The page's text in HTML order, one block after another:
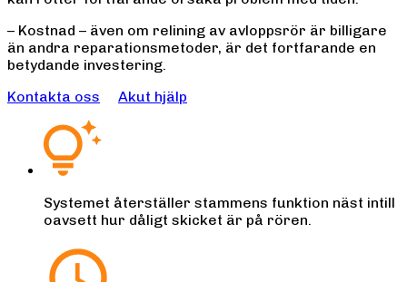
– Kostnad – även om relining av avloppsrör är billigare
än andra reparationsmetoder, är det fortfarande en
betydande investering.
Kontakta oss
Akut hjälp
Systemet återställer stammens funktion näst intill
oavsett hur dåligt skicket är på rören.